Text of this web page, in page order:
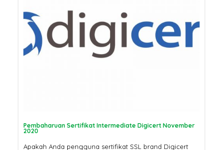
Pembaharuan Sertifikat Intermediate Digicert November
2020
Apakah Anda pengguna sertifikat SSL brand Digicert